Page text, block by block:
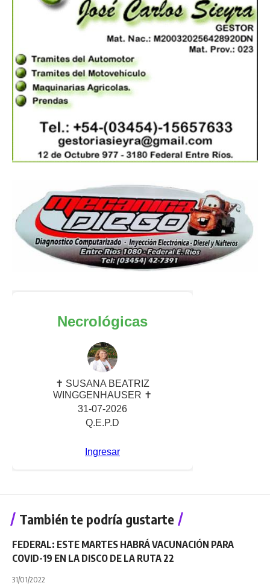
También te podría gustarte
FEDERAL: ESTE MARTES HABRÁ VACUNACIÓN PARA
COVID-19 EN LA DISCO DE LA RUTA 22
31/01/2022